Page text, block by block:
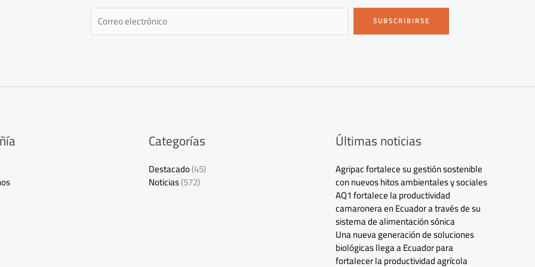
E
a
SUBSCRIBIRSE
Categorías
Destacado(45)
Noticias(572)
Últimas noticias
Agripac fortalece su gestión sostenible
con nuevos hitos ambientales y sociales
AQ1 fortalece la productividad
camaronera en Ecuador a través de su
sistema de alimentación sónica
Una nueva generación de soluciones
biológicas llega a Ecuador para
fortalecer la productividad agrícola